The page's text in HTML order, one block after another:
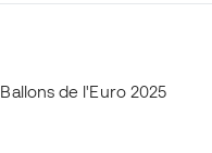
Ballons de l'Euro 2025